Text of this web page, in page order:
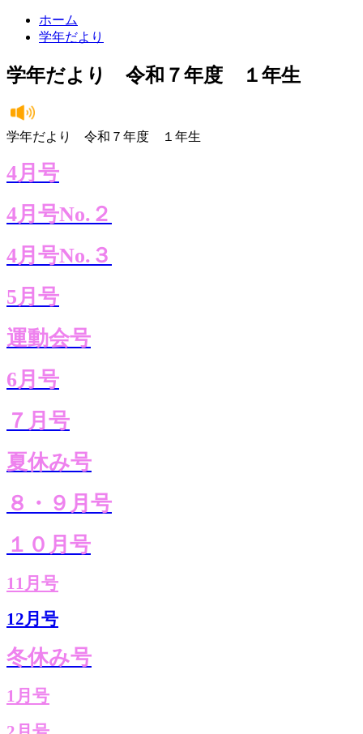
ホーム
学年だより
学年だより 令和７年度 １年生
学年だより 令和７年度 １年生
4月号
4月号No.２
4月号No.３
5月号
運動会号
6月号
７月号
夏休み号
８・９月号
１０月号
11月号
12月号
冬休み号
1月号